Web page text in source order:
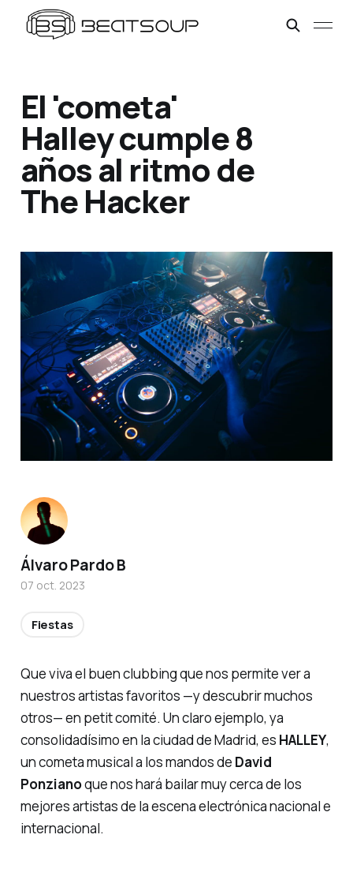
El 'cometa'
Halley cumple 8
años al ritmo de
The Hacker
Que viva el buen clubbing que nos permite ver a
nuestros artistas favoritos —y descubrir muchos
otros— en petit comité. Un claro ejemplo, ya
consolidadísimo en la ciudad de Madrid, es HALLEY,
un cometa musical a los mandos de David
Ponzianoque nos hará bailar muy cerca de los
mejores artistas de la escena electrónica nacional e
internacional.
Álvaro Pardo B
07 oct. 2023
Fiestas